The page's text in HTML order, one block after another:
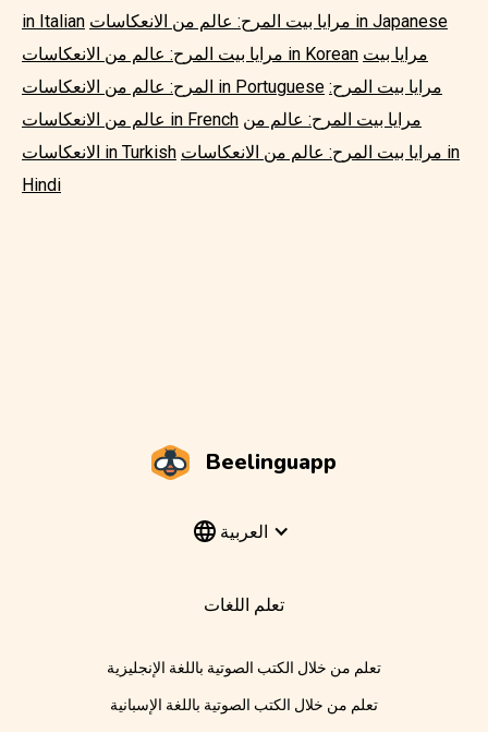
in Italian
مرايا بيت المرح: عالم من الانعكاسات in Japanese
مرايا بيت المرح: عالم من الانعكاسات in Korean مرايا بيت
المرح: عالم من الانعكاسات in Portuguese مرايا بيت المرح:
عالم من الانعكاسات in French مرايا بيت المرح: عالم من
الانعكاسات in Turkish مرايا بيت المرح: عالم من الانعكاسات in
Hindi
Beelinguapp
العربية
تعلم اللغات
تعلم من خلال الكتب الصوتية باللغة الإنجليزية
تعلم من خلال الكتب الصوتية باللغة الإسبانية